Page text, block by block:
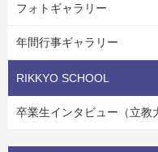
フォトギャラリー
年間行事ギャラリー
RIKKYO SCHOOL
卒業生インタビュー（立教